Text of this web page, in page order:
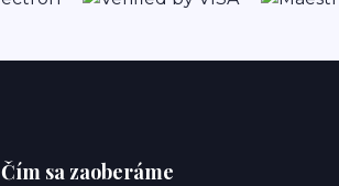
Čím sa zaoberáme